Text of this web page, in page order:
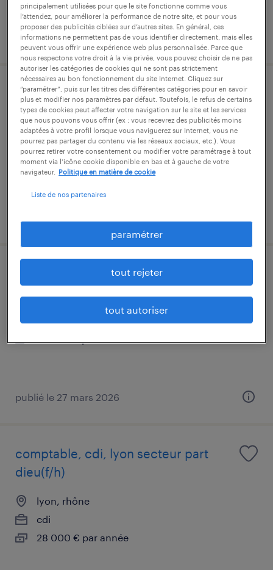
publié le 29 juillet 2026
chargé(e) de planification (f/h)
vaulx-en-velin, rhône
intérim
25 200 € par année
chargé de clientèle back office (f/h)
intérim
publié le 27 mars 2026
comptable, cdi, lyon secteur part
dieu(f/h)
lyon, rhône
cdi
28 000 € par année
principalement utilisées pour que le site fonctionne comme vous
l’attendez, pour améliorer la performance de notre site, et pour vous
proposer des publicités ciblées sur d’autres sites. En général, ces
informations ne permettent pas de vous identifier directement, mais elles
peuvent vous offrir une expérience web plus personnalisée. Parce que
nous respectons votre droit à la vie privée, vous pouvez choisir de ne pas
autoriser les catégories de cookies qui ne sont pas strictement
nécessaires au bon fonctionnement du site Internet. Cliquez sur
“paramétrer”, puis sur les titres des différentes catégories pour en savoir
plus et modifier nos paramètres par défaut. Toutefois, le refus de certains
types de cookies peut affecter votre navigation sur le site et les services
que nous pouvons vous offrir (ex : vous recevrez des publicités moins
adaptées à votre profil lorsque vous naviguerez sur Internet, vous ne
pourrez pas partager du contenu via les réseaux sociaux, etc.). Vous
pourrez retirer votre consentement ou modifier votre paramétrage à tout
moment via l’icône cookie disponible en bas et à gauche de votre
navigateur.
Politique en matière de cookie
Liste de nos partenaires
paramétrer
tout rejeter
tout autoriser